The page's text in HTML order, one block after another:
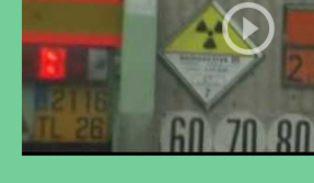
ÜBER UNS
MITGLIED WERDEN
ZUR